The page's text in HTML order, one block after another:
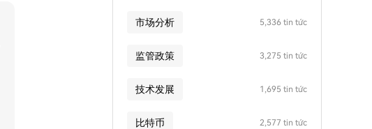
市场分析 5,336 tin tức
监管政策 3,275 tin tức
技术发展 1,695 tin tức
比特币 2,577 tin tức